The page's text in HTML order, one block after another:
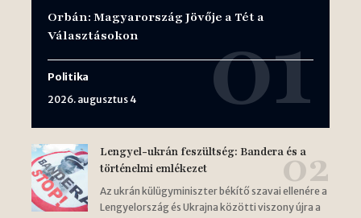
Orbán: Magyarország Jövője a Tét a
Választásokon
Politika
2026. augusztus 4
Lengyel-ukrán feszültség: Bandera és a
történelmi emlékezet
Az ukrán külügyminiszter békítő szavai ellenére a
Lengyelország és Ukrajna közötti viszony újra a